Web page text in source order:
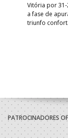
Vitória por 31-
a fase de
triunfo
PATROCINADORES